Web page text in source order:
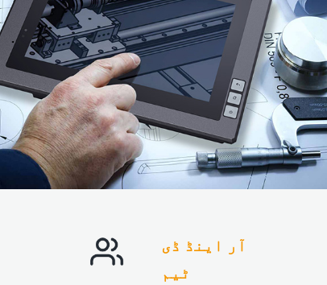
بنیادی ٹیکنالوجیزآر اینڈ ڈی
ٹیم